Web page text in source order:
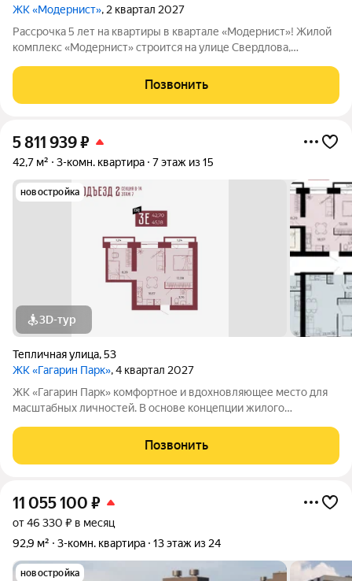
ЖК «Модернист», 2 квартал 2027
Рассрочка 5 лет на квартиры в квартале «Модернист»! Жилой
комплекс «Модернист» строится на улице Свердлова,
образовательному и культурному центру. Здесь каждая деталь
помогает жить, отдыхать и
Позвонить
5 811 939₽
42,7 м² 3-комн. квартира 7 этаж из 15
новостройка
3D-тур
Тепличная улица,53
ЖК «Гагарин Парк», 4 квартал 2027
ЖК «Гагарин Парк» комфортное и вдохновляющее место для
масштабных личностей. В основе концепции жилого
великого летчика-космонавта и героя СССР. Жилой квартал
«Гагарин Парк» расположился в
Позвонить
11 055 100 ₽
от 46 330 ₽ в месяц
92,9 м²
3-комн. квартира 13 этаж из 24
новостройка